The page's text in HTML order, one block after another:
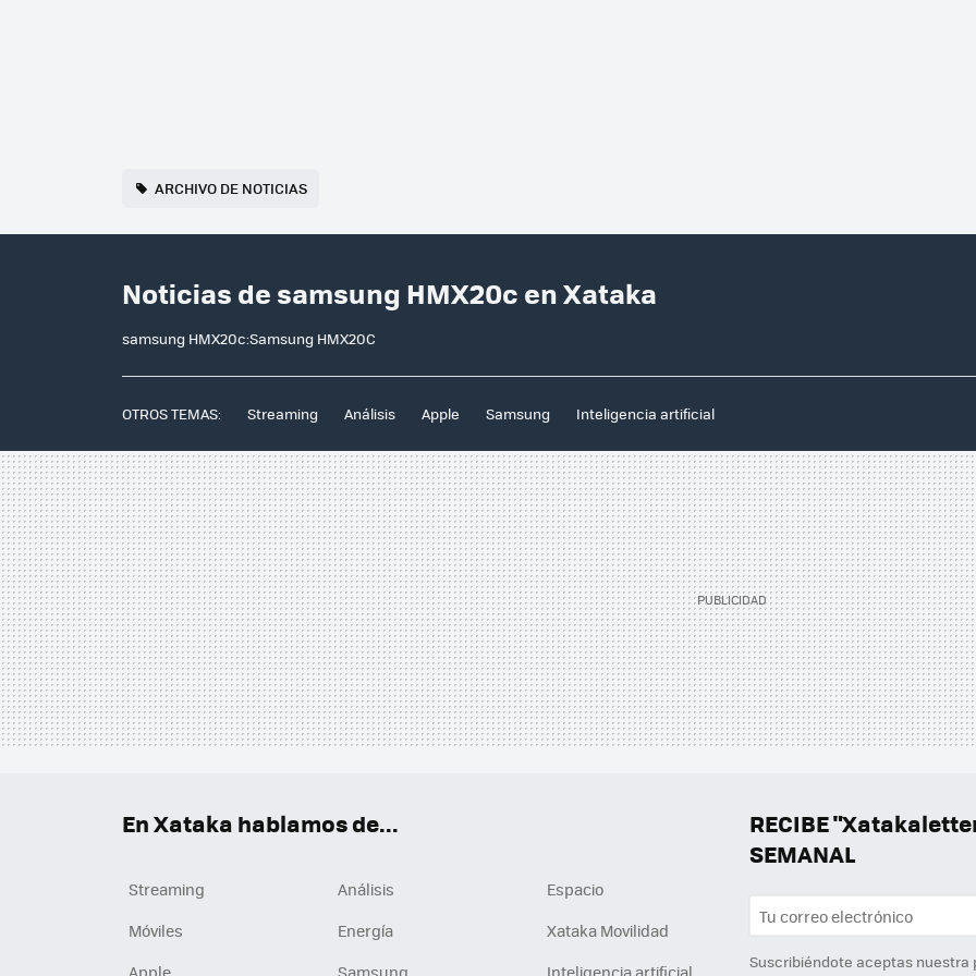
ARCHIVO DE NOTICIAS
Noticias de samsung HMX20c en Xataka
samsung HMX20c:Samsung HMX20C
OTROS TEMAS: Streaming Análisis Apple Samsung Inteligencia artificial
RECIBE
SEMANAL
Suscribiéndote aceptas nuestra
En Xataka hablamos de...
Streaming Análisis
Espacio
Móviles
Energía
Xataka Movilidad